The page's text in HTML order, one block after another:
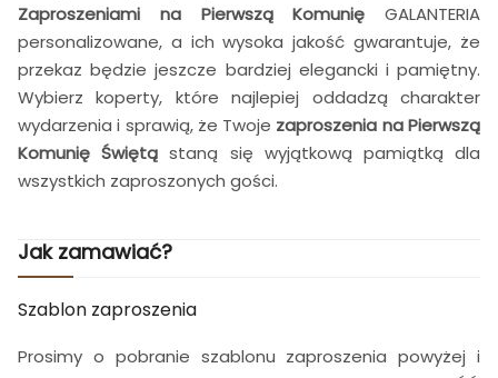
Zaproszeniami na Pierwszą Komunię GALANTERIA
personalizowane, a ich wysoka jakość gwarantuje, że
przekaz będzie jeszcze bardziej elegancki i pamiętny.
Wybierz koperty, które najlepiej oddadzą charakter
wydarzenia i sprawią, że Twoje zaproszenia na Pierwszą
Komunię Świętą staną się wyjątkową pamiątką dla
wszystkich zaproszonych gości.
Jak zamawiać?
Szablon zaproszenia
Prosimy o pobranie szablonu zaproszenia powyżej i